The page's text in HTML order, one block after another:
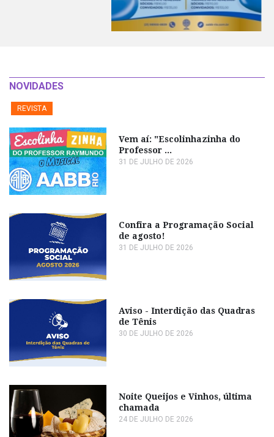
NOVIDADES
REVISTA
Vem aí: "Escolinhazinha do
Professor ...
31 DE JULHO DE 2026
Confira a Programação Social
de agosto!
31 DE JULHO DE 2026
Aviso - Interdição das Quadras
de Tênis
30 DE JULHO DE 2026
Noite Queijos e Vinhos, última
chamada
24 DE JULHO DE 2026